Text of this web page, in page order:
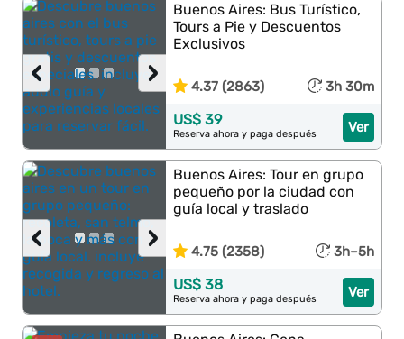
›
‹
Buenos Aires: Bus Turístico,
Tours a Pie y Descuentos
Exclusivos
4.37 (2863) 3h 30m
Ver
US$ 39
Reserva ahora y paga después
›
‹
Buenos Aires: Tour en grupo
pequeño por la ciudad con
guía local y traslado
4.75 (2358) 3h–5h
Ver
US$ 38
Reserva ahora y paga después